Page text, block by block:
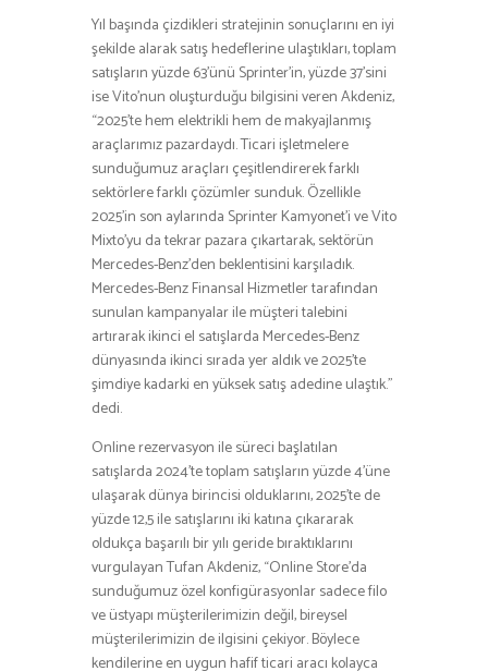
Yıl başında çizdikleri stratejinin sonuçlarını en iyi
şekilde alarak satış hedeflerine ulaştıkları, toplam
satışların yüzde 63’ünü Sprinter’in, yüzde 37’sini
ise Vito’nun oluşturduğu bilgisini veren Akdeniz,
“2025’te hem elektrikli hem de makyajlanmış
araçlarımız pazardaydı. Ticari işletmelere
sunduğumuz araçları çeşitlendirerek farklı
sektörlere farklı çözümler sunduk. Özellikle
2025’in son aylarında Sprinter Kamyonet’i ve Vito
Mixto’yu da tekrar pazara çıkartarak, sektörün
Mercedes-Benz’den beklentisini karşıladık.
Mercedes-Benz Finansal Hizmetler tarafından
sunulan kampanyalar ile müşteri talebini
artırarak ikinci el satışlarda Mercedes-Benz
dünyasında ikinci sırada yer aldık ve 2025’te
şimdiye kadarki en yüksek satış adedine ulaştık.”
dedi.
Online rezervasyon ile süreci başlatılan
satışlarda 2024’te toplam satışların yüzde 4’üne
ulaşarak dünya birincisi olduklarını, 2025’te de
yüzde 12,5 ile satışlarını iki katına çıkararak
oldukça başarılı bir yılı geride bıraktıklarını
vurgulayan Tufan Akdeniz, “Online Store’da
sunduğumuz özel konfigürasyonlar sadece filo
ve üstyapı müşterilerimizin değil, bireysel
müşterilerimizin de ilgisini çekiyor. Böylece
kendilerine en uygun hafif ticari aracı kolayca